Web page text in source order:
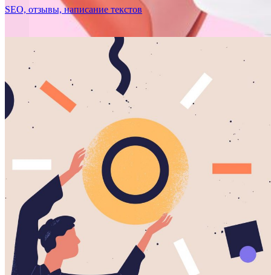
SEO, отзывы, написание текстов